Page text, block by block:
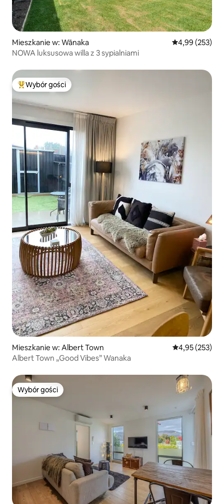
Mieszkanie w: Wānaka Średnia
4,99 (253)
NOWA luksusowa willa z 3 sypialniami
Najpopularniejsze z kategorii Wybór gości
Wybór gości
Mieszkanie w: Albert Town Średnia
4,95 (253)
Albert Town „Good Vibes” Wanaka
Wybór gości
Wybór gości